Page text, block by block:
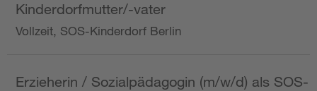
Kinderdorfmutter/-vater
Vollzeit, SOS-Kinderdorf Berlin
Erzieherin / Sozialpädagogin (m/w/d) als SOS-